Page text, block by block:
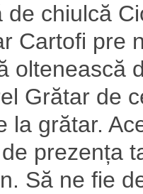
de chiulcă
Cartofi pre
oltenească
Grătar de
la grătar.
prezența
Să ne fie